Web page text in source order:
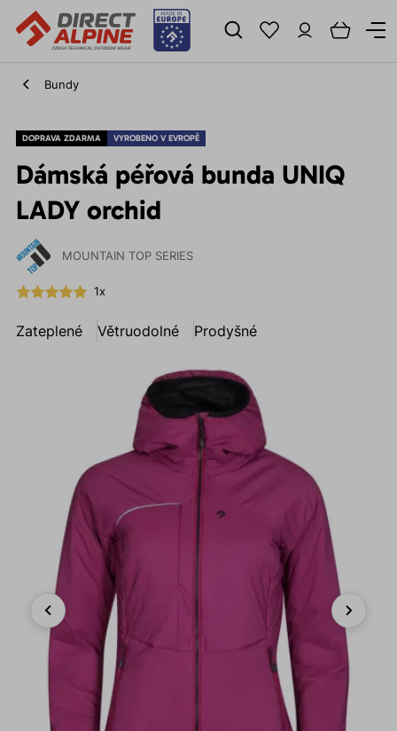
Bundy
DOPRAVA ZDARMA VYROBENO V EVROPĚ
Dámská péřová bunda UNIQ
LADY orchid
MOUNTAIN TOP SERIES
1x
Zateplené Větruodolné Prodyšné
Previous Next